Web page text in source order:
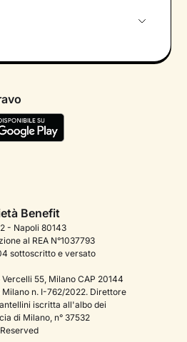
Benefit
- Napoli 80143
al REA N°1037793
sottoscritto e versato
55, Milano CAP 20144
n. I-762/2022. Direttore
iscritta all'albo dei
di Milano, n° 37532